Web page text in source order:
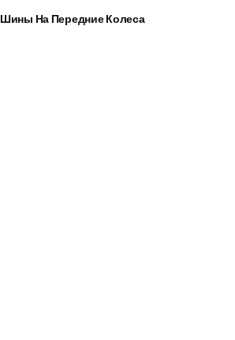
Шины На Передние Колеса